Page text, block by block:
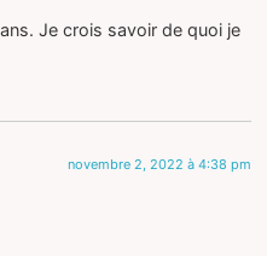
Je crois savoir de quoi je
novembre 2, 2022 à 4:38 pm